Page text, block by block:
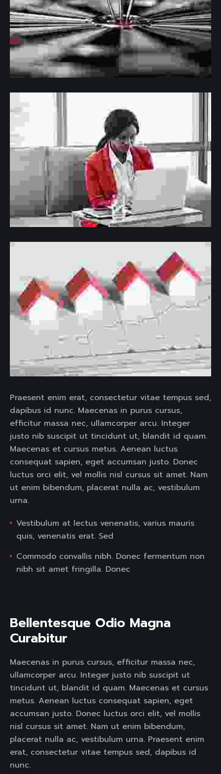
Praesent enim erat, consectetur vitae tempus sed,
dapibus id nunc. Maecenas in purus cursus,
efficitur massa nec, ullamcorper arcu. Integer
justo nib suscipit ut tincidunt ut, blandit id quam.
Maecenas et cursus metus. Aenean luctus
consequat sapien, eget accumsan justo. Donec
luctus orci elit, vel mollis nisl cursus sit amet. Nam
ut enim bibendum, placerat nulla ac, vestibulum
urna.
Vestibulum at lectus venenatis, varius mauris
quis, venenatis erat. Sed
Commodo convallis nibh. Donec fermentum non
nibh sit amet fringilla. Donec
Bellentesque Odio Magna
Curabitur
Maecenas in purus cursus, efficitur massa nec,
ullamcorper arcu. Integer justo nib suscipit ut
tincidunt ut, blandit id quam. Maecenas et cursus
metus. Aenean luctus consequat sapien, eget
accumsan justo. Donec luctus orci elit, vel mollis
nisl cursus sit amet. Nam ut enim bibendum,
placerat nulla ac, vestibulum urna. Praesent enim
erat, consectetur vitae tempus sed, dapibus id
nunc.